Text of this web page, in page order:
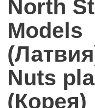
North
Models
Nuts
(Корея)